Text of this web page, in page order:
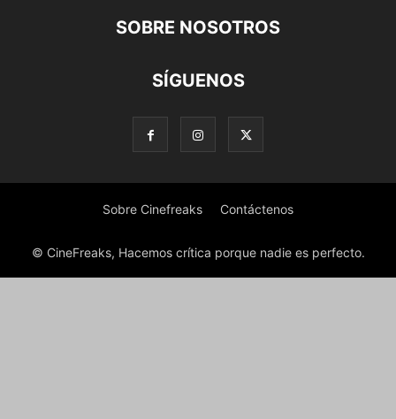
SOBRE NOSOTROS
SÍGUENOS
Sobre Cinefreaks Contáctenos
© CineFreaks, Hacemos crítica porque nadie es perfecto.